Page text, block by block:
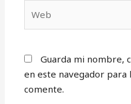
Guarda mi nombre,
en este navegador para
comente.